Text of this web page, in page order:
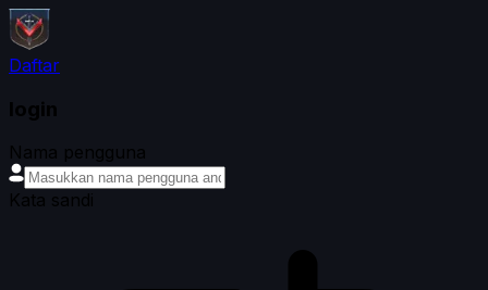
Daftar
login
Nama pengguna
Kata sandi